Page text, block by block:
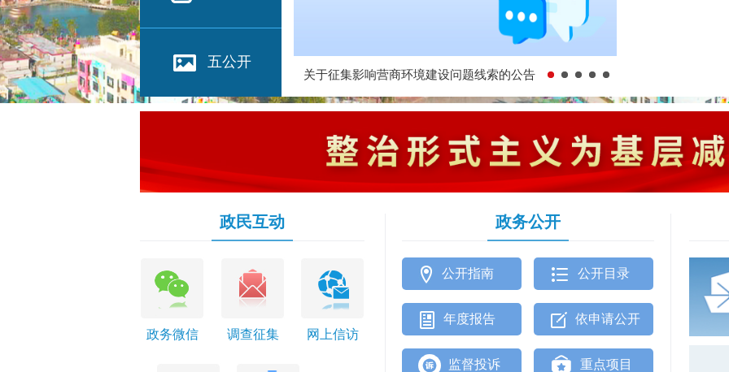
五公开
关于征集影响营商环境建设问题线索的公告
政民互动
政务微信 调查征集 网上信访
政务公开
公开指南 公开目录
年度报告 依申请公开
监督投诉 重点项目